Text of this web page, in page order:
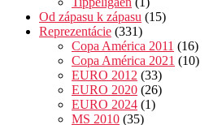
Od zápasu k zápasu (15)
Reprezentácie (331)
Copa América 2011 (16)
Copa América 2021 (10)
EURO 2012 (33)
EURO 2020 (26)
EURO 2024 (1)
MS 2010 (35)